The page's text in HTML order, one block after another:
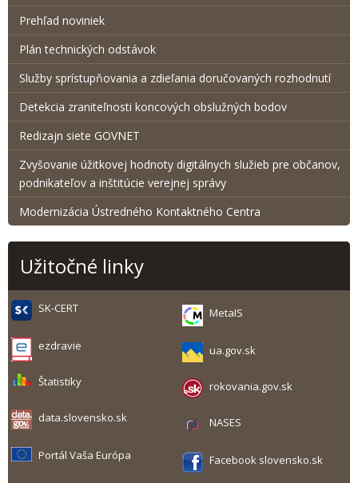
Prehľad noviniek
Plán technických odstávok
Služby sprístupňovania a zdieľania doručovaných rozhodnutí
Detekcia zraniteľnosti koncových obslužných bodov
Redizajn siete GOVNET
Zvyšovanie úžitkovej hodnoty digitálnych služieb pre občanov,
podnikateľov a inštitúcie verejnej správy
Modernizácia Ústredného Kontaktného Centra
Užitočné linky
SK-CERT MetaIS
ezdravie ua.gov.sk
Štatistiky rokovania.gov.sk
data.slovensko.sk NASES
Portál Vaša Európa Facebook slovensko.sk